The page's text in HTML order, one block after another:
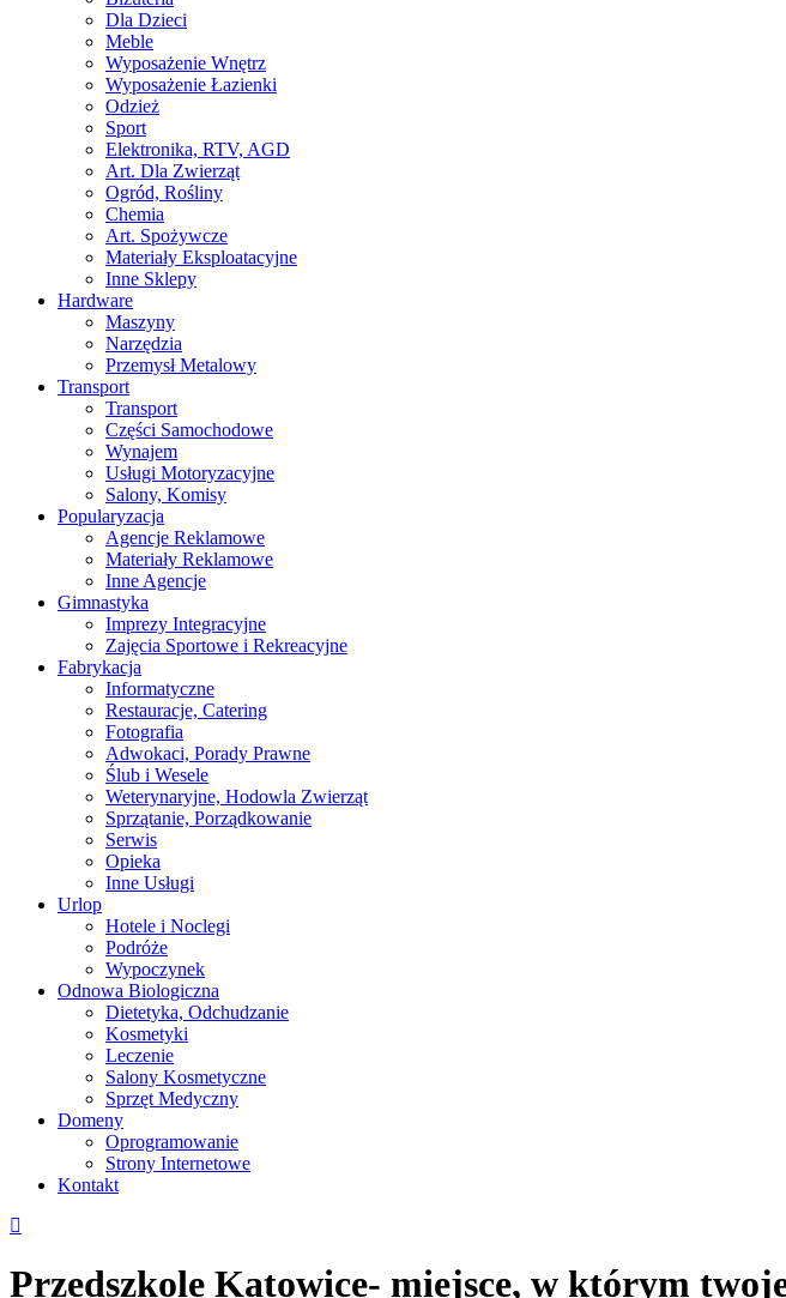
Dla Dzieci
Meble
Wyposażenie Wnętrz
Wyposażenie Łazienki
Odzież
Sport
Elektronika, RTV, AGD
Art. Dla Zwierząt
Ogród, Rośliny
Chemia
Art. Spożywcze
Materiały Eksploatacyjne
Inne Sklepy
Hardware
Maszyny
Narzędzia
Przemysł Metalowy
Transport
Transport
Części Samochodowe
Wynajem
Usługi Motoryzacyjne
Salony, Komisy
Popularyzacja
Agencje Reklamowe
Materiały Reklamowe
Inne Agencje
Gimnastyka
Imprezy Integracyjne
Zajęcia Sportowe i Rekreacyjne
Fabrykacja
Informatyczne
Restauracje, Catering
Fotografia
Adwokaci, Porady Prawne
Ślub i Wesele
Weterynaryjne, Hodowla Zwierząt
Sprzątanie, Porządkowanie
Serwis
Opieka
Inne Usługi
Urlop
Hotele i Noclegi
Podróże
Wypoczynek
Odnowa Biologiczna
Dietetyka, Odchudzanie
Kosmetyki
Leczenie
Salony Kosmetyczne
Sprzęt Medyczny
Domeny
Oprogramowanie
Strony Internetowe
Kontakt
Przedszkole Katowice- miejsce, w którym